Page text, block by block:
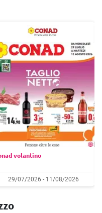
volantino
29/07/2026 - 11/08/2026